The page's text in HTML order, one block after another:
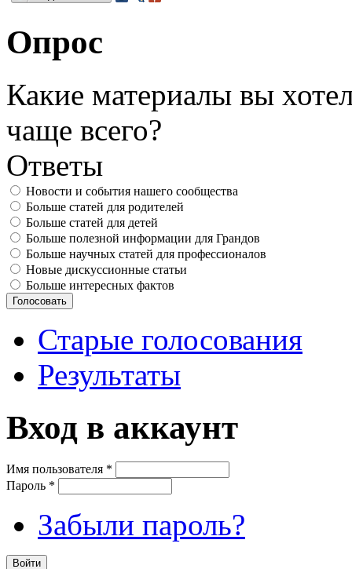
Опрос
Какие материалы вы
чаще всего?
Ответы
Новости и события нашего сообщества
Больше статей для родителей
Больше статей для детей
Больше полезной информации для Грандов
Больше научных статей для профессионалов
Новые дискуссионные статьи
Больше интересных фактов
Старые голосования
Результаты
Вход в аккаунт
Имя пользователя *
Пароль *
Забыли пароль?